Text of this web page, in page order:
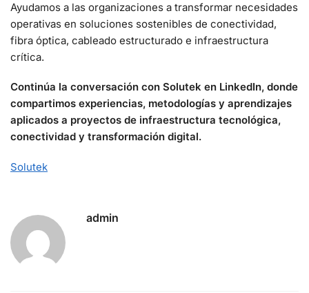
Ayudamos a las organizaciones a transformar necesidades
operativas en soluciones sostenibles de conectividad,
fibra óptica, cableado estructurado e infraestructura
crítica.
Continúa la conversación con Solutek en LinkedIn, donde
compartimos experiencias, metodologías y aprendizajes
aplicados a proyectos de infraestructura tecnológica,
conectividad y transformación digital.
Solutek
admin